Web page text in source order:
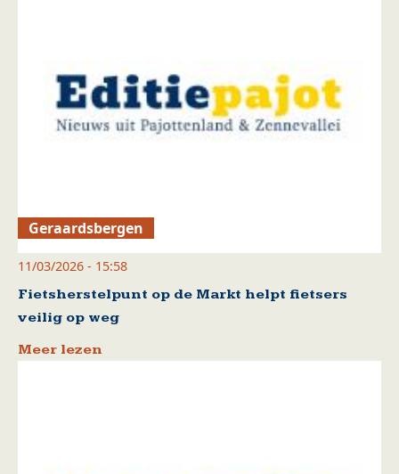
Geraardsbergen
11/03/2026 - 15:58
Fietsherstelpunt op de Markt helpt fietsers
veilig op weg
Meer lezen